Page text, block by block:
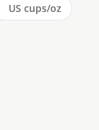
US cups/oz